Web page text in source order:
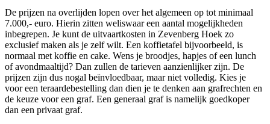
De prijzen na overlijden lopen over het algemeen op tot minimaal
7.000,- euro. Hierin zitten weliswaar een aantal mogelijkheden
inbegrepen. Je kunt de uitvaartkosten in Zevenberg Hoek zo
exclusief maken als je zelf wilt. Een koffietafel bijvoorbeeld, is
normaal met koffie en cake. Wens je broodjes, hapjes of een lunch
of avondmaaltijd? Dan zullen de tarieven aanzienlijker zijn. De
prijzen zijn dus nogal beïnvloedbaar, maar niet volledig. Kies je
voor een teraardebestelling dan dien je te denken aan grafrechten en
de keuze voor een graf. Een generaal graf is namelijk goedkoper
dan een privaat graf.